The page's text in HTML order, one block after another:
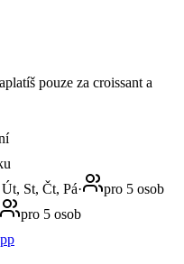
pouze za croissant a
St, Čt, Pá·
pro 5 osob
pro 5 osob